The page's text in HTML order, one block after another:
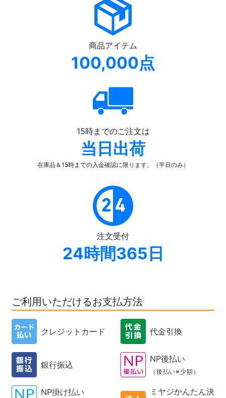
商品アイテム
100,000点
15時までのご注文は
当日出荷
在庫品＆15時までの入金確認に限ります。（平日のみ）
注文受付
24時間365日
ご利用いただけるお支払方法
クレジットカード 代金引換
銀行振込
NP後払い
（後払い※少額）
NP掛け払い
ミヤジかんたん決